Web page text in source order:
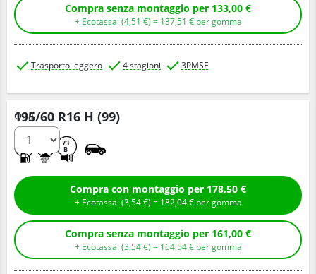
Compra senza montaggio per 133,00 €
+ Ecotassa: (4,51 € ) = 137,51 € per gomma
Trasporto leggero 4 stagioni 3PMSF
195/60 R16 H (99)
73
B
Q.tà
Compra con montaggio per 178,50 €
+ Ecotassa: (3,54€ ) = 182,04€ per gomma
Compra senza montaggio per 161,00 €
+ Ecotassa: (3,54€ ) = 164,54€ per gomma